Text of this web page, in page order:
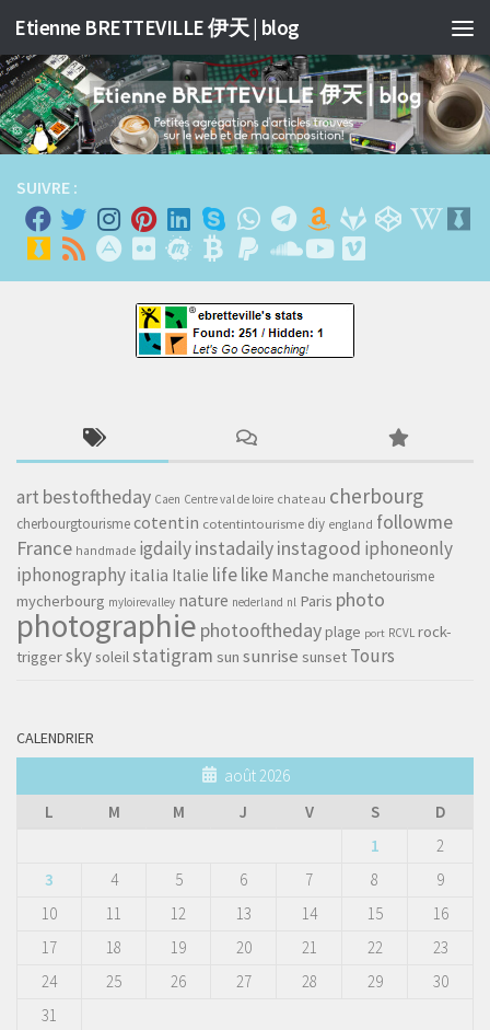
Skip to content
Etienne BRETTEVILLE 伊天 | blog
SUIVRE :
art bestoftheday Caen Centre val de loire chateau cherbourg
cherbourgtourismecotentin cotentintourisme diy england followme
France handmade igdailyinstadailyinstagood iphoneonly
iphonography italia Italie lifelike Manche manchetourisme
mycherbourg myloirevalley nature nederland nl Paris photo
photographie photooftheday plage port RCVL rock-
triggerskysoleilstatigram sun sunrise sunset Tours
CALENDRIER
août 2026
L
M M J V S
D
1
2
3
4 5 6 7 8
9
10
11 12 13 14 15
16
17
18 19 20 21 22
23
24
25 26 27 28 29
30
31